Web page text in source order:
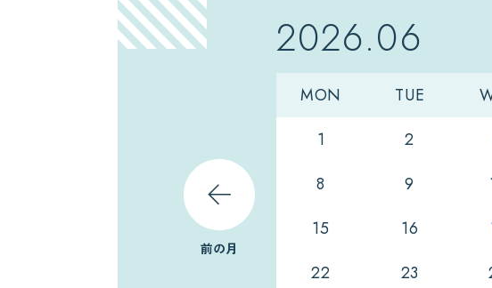
2026.06
MON TUE
1
2
8
9
15
16
22
23
前の月